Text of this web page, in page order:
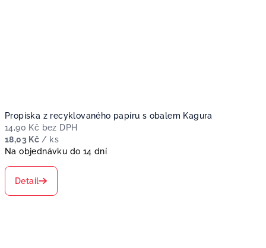
Propiska z recyklovaného papíru s obalem Kagura
14,90 Kč bez DPH
18,03 Kč / ks
Na objednávku do 14 dní
Detail